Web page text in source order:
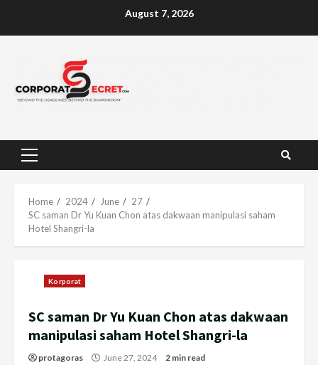
August 7, 2026
Primary
Home 2024 June
27
SC saman Dr Yu Kuan Chon atas dakwaan manipulasi saham
Hotel Shangri-la
Korporat
SC saman Dr Yu Kuan Chon atas dakwaan
manipulasi saham Hotel Shangri-la
protagoras June 27, 2024 2 min read